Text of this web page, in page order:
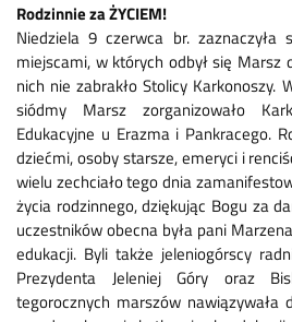
Rodzinnie za ŻYCIEM!
Niedziela 9 czerwca br.
miejscami, w których odbył się Marsz
nich nie zabrakło Stolicy Karkonoszy.
siódmy Marsz zorganizowało
Edukacyjne u Erazma i Pankracego.
dziećmi, osoby starsze, emeryci i
wielu zechciało tego dnia
życia rodzinnego, dziękując Bogu za
uczestników obecna była pani
edukacji. Byli także jeleniogórscy
Prezydenta Jeleniej Góry oraz
tegorocznych marszów